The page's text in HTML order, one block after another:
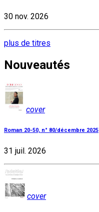
30 nov. 2026
plus de titres
Nouveautés
cover
Roman 20-50, n° 80/décembre 2025
31 juil. 2026
cover